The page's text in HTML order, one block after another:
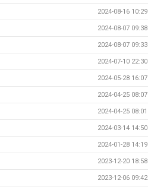
2024-08-16 10:29
2024-08-07 09:38
2024-08-07 09:33
2024-07-10 22:30
2024-05-28 16:07
2024-04-25 08:07
2024-04-25 08:01
2024-03-14 14:50
2024-01-28 14:19
2023-12-20 18:58
2023-12-06 09:42